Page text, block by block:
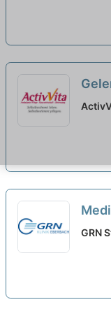
in
(m/
GRN